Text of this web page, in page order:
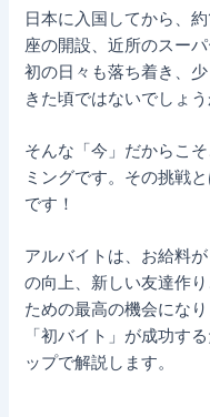
日本に入国してから、
座の開設、近所のスー
初の日々も落ち着き、
きた頃ではないでしょう
そんな「今」だからこ
ミングです。その挑戦と
です！
アルバイトは、お給料
の向上、新しい友達作
ための最高の機会にな
「初バイト」が成功す
ップで解説します。